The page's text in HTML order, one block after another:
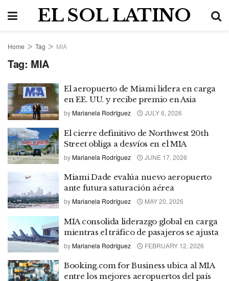
EL SOL LATINO
Home Tag MIA
Tag: MIA
El aeropuerto de Miami lidera en carga
en EE. UU. y recibe premio en Asia
byMarianela Rodríguez JULY 6, 2026
El cierre definitivo de Northwest 20th
Street obliga a desvíos en el MIA
byMarianela Rodríguez JUNE 17, 2026
Miami Dade evalúa nuevo aeropuerto
ante futura saturación aérea
byMarianela Rodríguez MAY 20, 2026
MIA consolida liderazgo global en carga
mientras el tráfico de pasajeros se ajusta
byMarianela Rodríguez FEBRUARY 12, 2026
Booking.com for Business ubica al MIA
entre los mejores aeropuertos del país